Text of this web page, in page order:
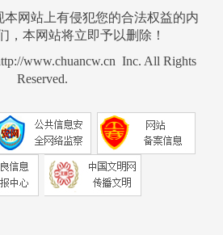
本网站上有侵犯您的合法权益的内
，本网站将立即予以删除！
www.chuancw.cn Inc. All Rights
Reserved.